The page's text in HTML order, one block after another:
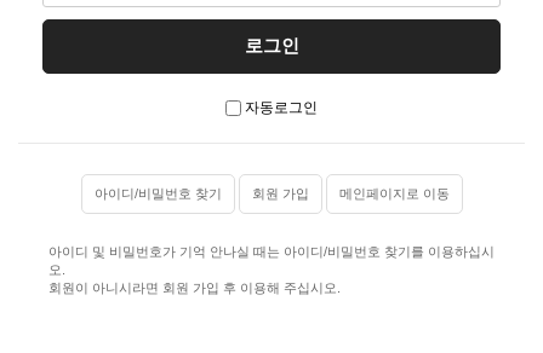
자동로그인
아이디/비밀번호 찾기 회원 가입 메인페이지로 이동
아이디 및 비밀번호가 기억 안나실 때는 아이디/비밀번호 찾기를 이용하십시
오.
회원이 아니시라면 회원 가입 후 이용해 주십시오.